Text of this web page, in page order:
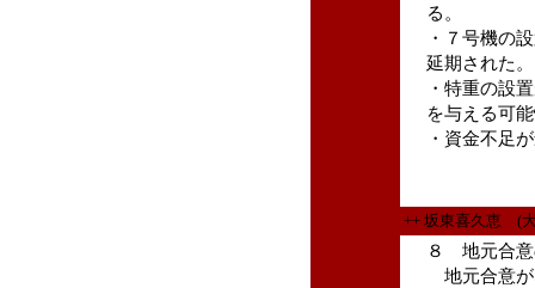
る。
・７号機の
延期された。
・特重の設
を与える可
・資金不足
++ 坂東喜久恵 (
８ 地元合意
地元合意が